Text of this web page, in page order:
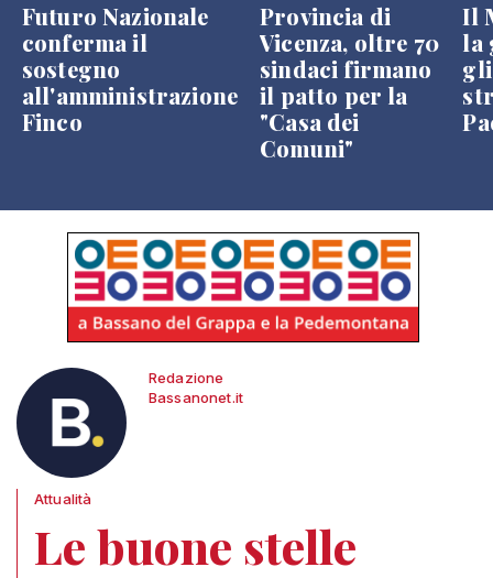
Futuro Nazionale
conferma il
sostegno
all'amministrazione
Finco
Provincia di
Vicenza, oltre 70
sindaci firmano
il patto per la
"Casa dei
Comuni"
Il
la
Redazione
Bassanonet.it
Attualità
Le buone stelle